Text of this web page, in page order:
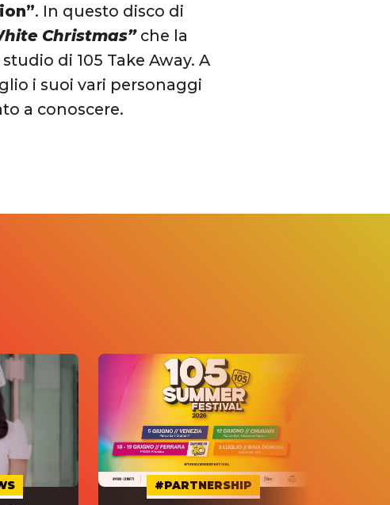
. In questo disco di
Christmas”che la
di 105 Take Away. A
i suoi vari personaggi
a conoscere.
#PARTNERSHIP